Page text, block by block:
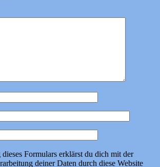
Formulars erklärst du dich mit der
deiner Daten durch diese Website